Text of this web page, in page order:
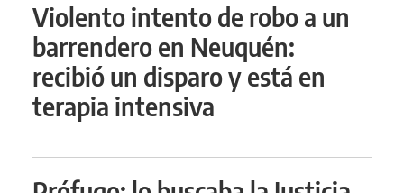
Violento intento de robo a un
barrendero en Neuquén:
recibió un disparo y está en
terapia intensiva